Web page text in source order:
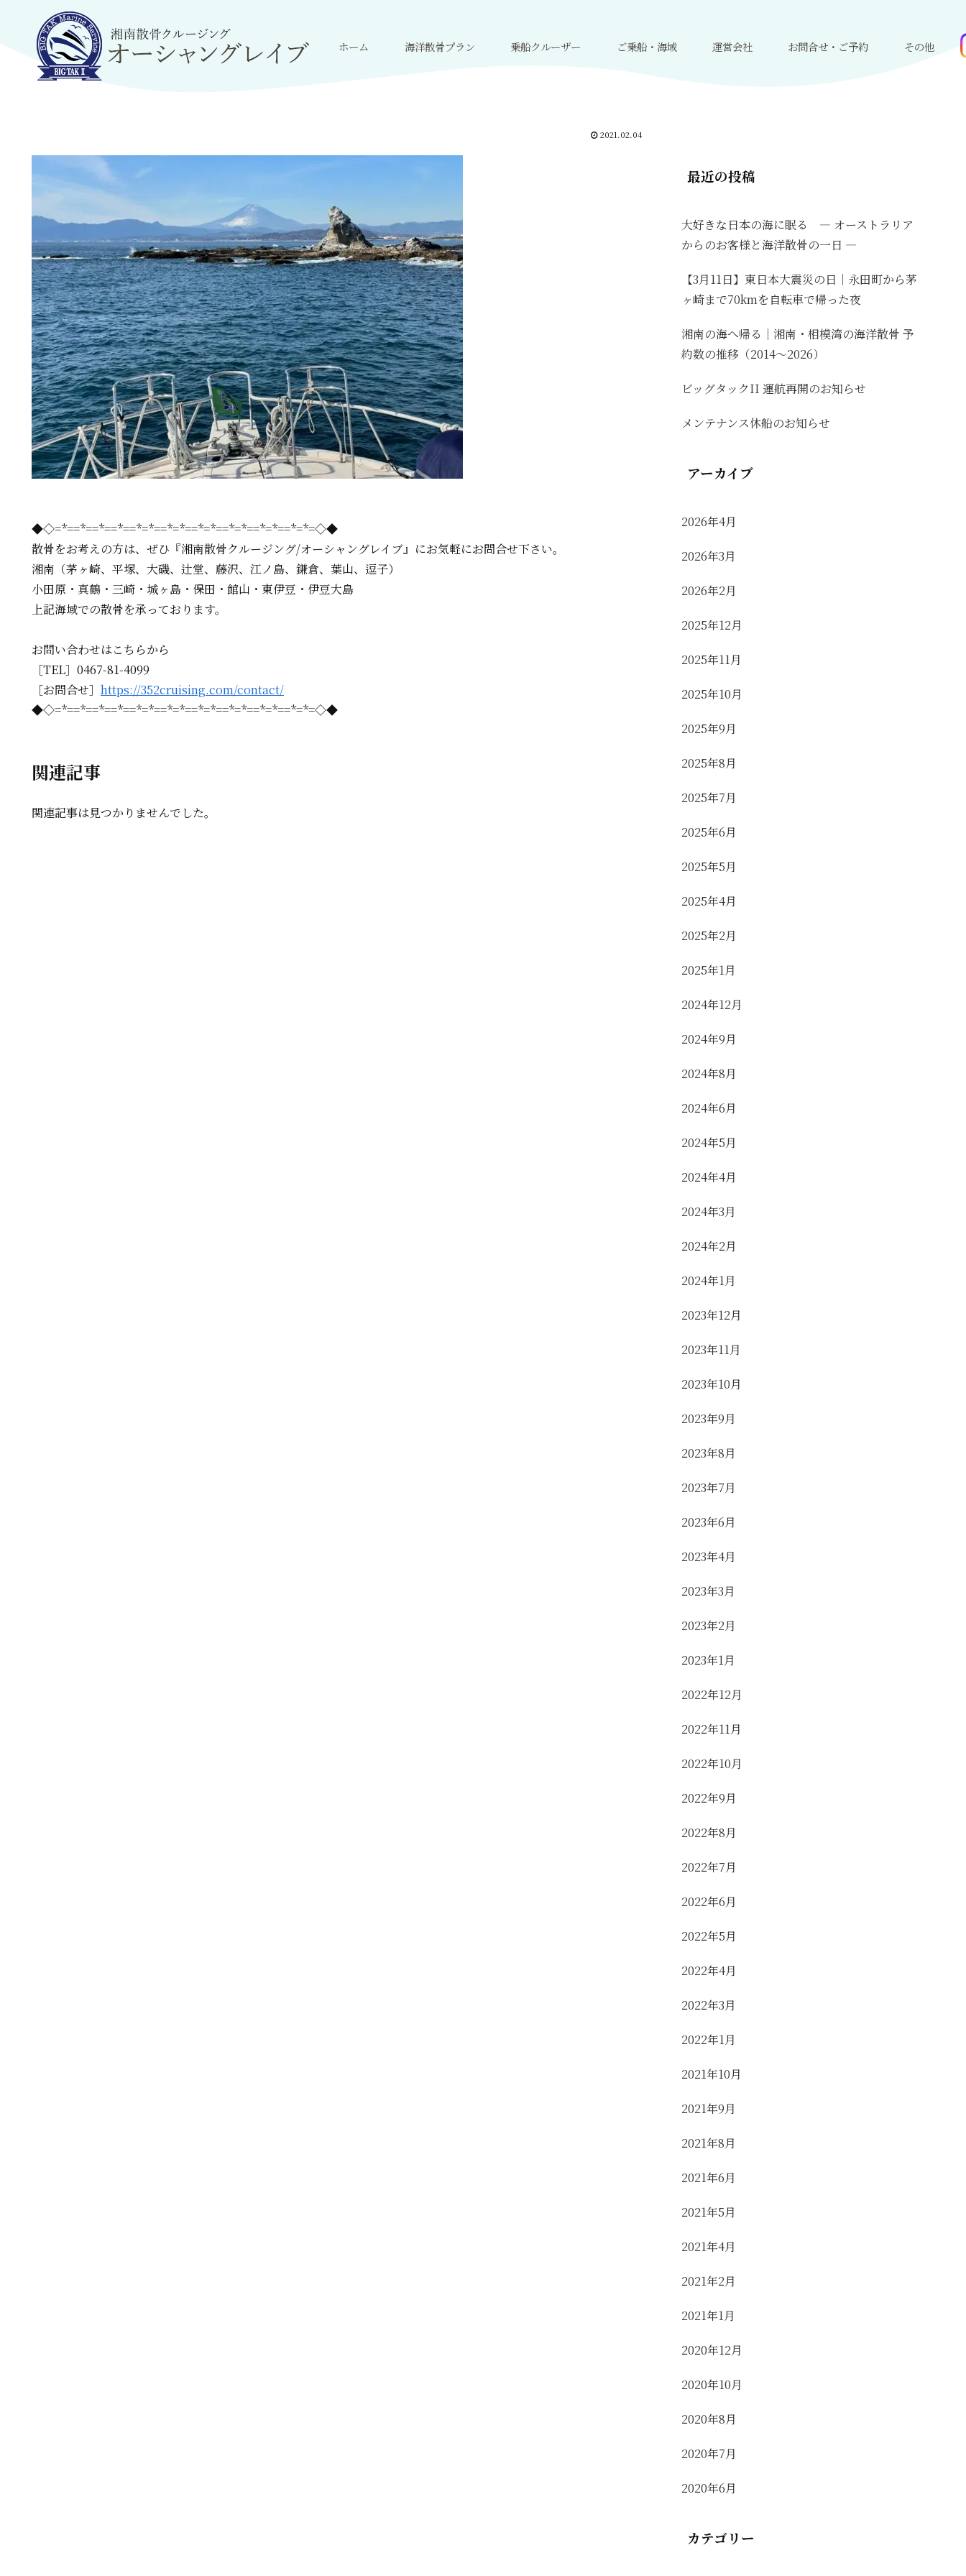
ホーム 海洋散骨プラン 乗船クルーザー ご乗船・海域 運営会社 お問合せ・ご予約 その他
2021.02.04
◆◇=*==*==*==*==*=*==*=*==*=*==*=*==*=*==*=*=◇◆
散骨をお考えの方は、 ぜひ『湘南散骨クルージング/オーシャングレイブ』にお気軽にお問合せ下さい。
湘南（茅ヶ崎、平塚、大磯、辻堂、藤沢、江ノ島、鎌倉、葉山、逗子）
小田原・真鶴・三崎・城ヶ島・保田・館山・東伊豆・伊豆大島
上記海域での散骨を承っております。
お問い合わせはこちらから
［TEL］0467-81-4099
［お問合せ］ https://352cruising.com/contact/
◆◇=*==*==*==*==*=*==*=*==*=*==*=*==*=*==*=*=◇◆
関連記事
関連記事は見つかりませんでした。
最近の投稿
大好きな日本の海に眠る ― オーストラリア
からのお客様と海洋散骨の一日 ―
【3月11日】東日本大震災の日｜永田町から茅
ヶ崎まで70kmを自転車で帰った夜
湘南の海へ帰る｜湘南・相模湾の海洋散骨 予
約数の推移（2014〜2026）
ビッグタックII 運航再開のお知らせ
メンテナンス休船のお知らせ
アーカイブ
2026年4月
2026年3月
2026年2月
2025年12月
2025年11月
2025年10月
2025年9月
2025年8月
2025年7月
2025年6月
2025年5月
2025年4月
2025年2月
2025年1月
2024年12月
2024年9月
2024年8月
2024年6月
2024年5月
2024年4月
2024年3月
2024年2月
2024年1月
2023年12月
2023年11月
2023年10月
2023年9月
2023年8月
2023年7月
2023年6月
2023年4月
2023年3月
2023年2月
2023年1月
2022年12月
2022年11月
2022年10月
2022年9月
2022年8月
2022年7月
2022年6月
2022年5月
2022年4月
2022年3月
2022年1月
2021年10月
2021年9月
2021年8月
2021年6月
2021年5月
2021年4月
2021年2月
2021年1月
2020年12月
2020年10月
2020年8月
2020年7月
2020年6月
カテゴリー